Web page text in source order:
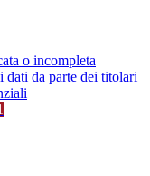
o incompleta
dati da parte dei titolari